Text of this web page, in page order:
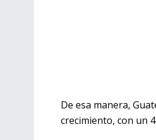
De esa manera,
crecimiento, con un